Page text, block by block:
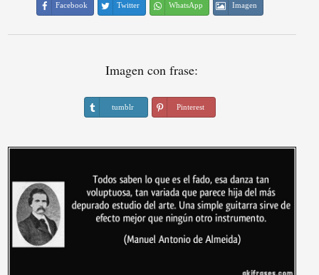
Facebook Twitter WhatsApp Imagen
Imagen con frase:
tumblr Pinterest